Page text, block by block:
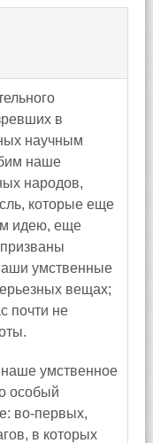
в
научным
наше
народов,
которые еще
идею, еще
умственные
вещах;
почти не
умственное
особый
во-первых,
в которых